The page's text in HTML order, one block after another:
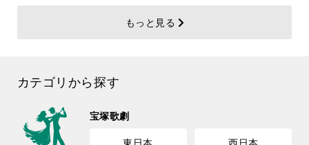
もっと見る
カテゴリから探す
宝塚歌劇